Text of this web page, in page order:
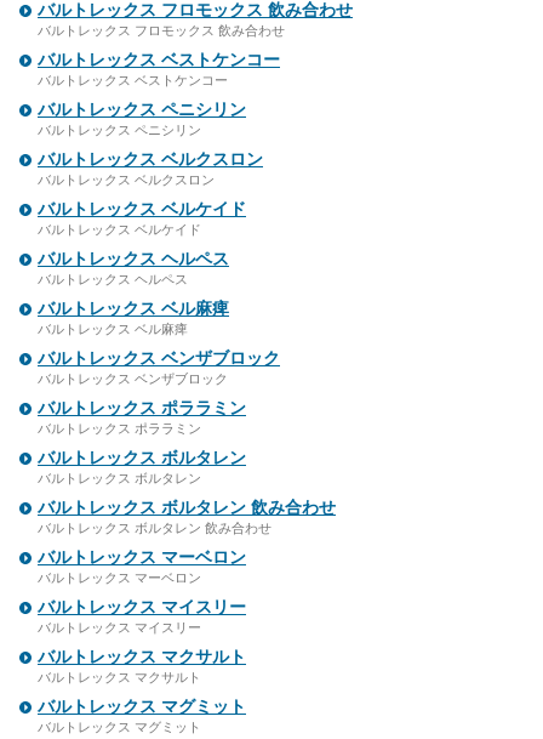
バルトレックス フロモックス 飲み合わせ
バルトレックス フロモックス 飲み合わせ
バルトレックス ベストケンコー
バルトレックス ベストケンコー
バルトレックス ペニシリン
バルトレックス ペニシリン
バルトレックス ベルクスロン
バルトレックス ベルクスロン
バルトレックス ベルケイド
バルトレックス ベルケイド
バルトレックス ヘルペス
バルトレックス ヘルペス
バルトレックス ベル麻痺
バルトレックス ベル麻痺
バルトレックス ベンザブロック
バルトレックス ベンザブロック
バルトレックス ポララミン
バルトレックス ポララミン
バルトレックス ボルタレン
バルトレックス ボルタレン
バルトレックス ボルタレン 飲み合わせ
バルトレックス ボルタレン 飲み合わせ
バルトレックス マーベロン
バルトレックス マーベロン
バルトレックス マイスリー
バルトレックス マイスリー
バルトレックス マクサルト
バルトレックス マクサルト
バルトレックス マグミット
バルトレックス マグミット